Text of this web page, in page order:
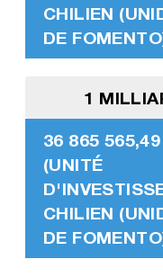
CHILIEN
DE
1
36 865
(UNITÉ
CHILIEN
DE